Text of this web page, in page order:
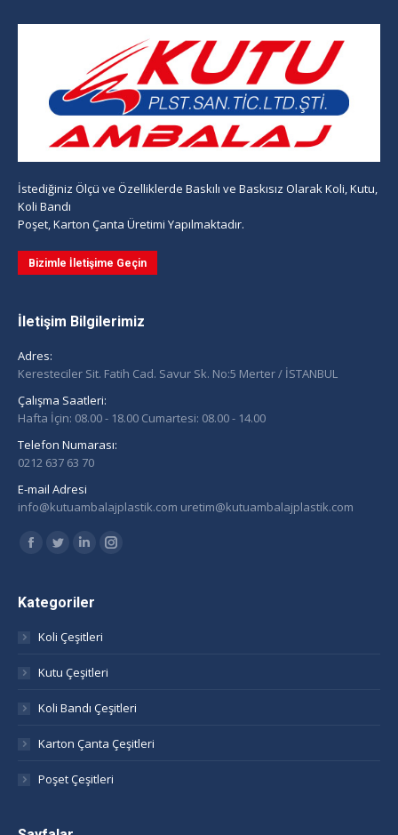
İstediğiniz Ölçü ve Özelliklerde Baskılı ve Baskısız Olarak Koli, Kutu,
Koli Bandı
Poşet, Karton Çanta Üretimi Yapılmaktadır.
Bizimle İletişime Geçin
İletişim Bilgilerimiz
Adres:
Keresteciler Sit. Fatih Cad. Savur Sk. No:5 Merter / İSTANBUL
Çalışma Saatleri:
Hafta İçin: 08.00 - 18.00 Cumartesi: 08.00 - 14.00
Telefon Numarası:
0212 637 63 70
E-mail Adresi
info@kutuambalajplastik.com uretim@kutuambalajplastik.com
Find us on:
Facebook
opens
new
window
Twitter
opens
new
window
Linkedin
opens
new
window
Instagram
Kategoriler
Koli Çeşitleri
Kutu Çeşitleri
Koli Bandı Çeşitleri
Karton Çanta Çeşitleri
Poşet Çeşitleri